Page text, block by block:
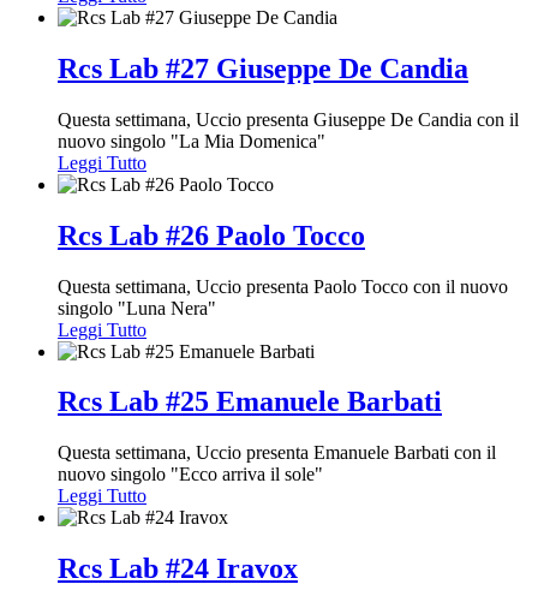
Rcs Lab #27 Giuseppe De Candia
Questa settimana, Uccio presenta Giuseppe De Candia con il
nuovo singolo "La Mia Domenica"
Leggi Tutto
Rcs Lab #26 Paolo Tocco
Questa settimana, Uccio presenta Paolo Tocco con il nuovo
singolo "Luna Nera"
Leggi Tutto
Rcs Lab #25 Emanuele Barbati
Questa settimana, Uccio presenta Emanuele Barbati con il
nuovo singolo "Ecco arriva il sole"
Leggi Tutto
Rcs Lab #24 Iravox